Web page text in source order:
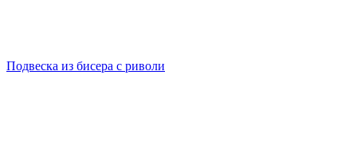
Подвеска из бисера с риволи